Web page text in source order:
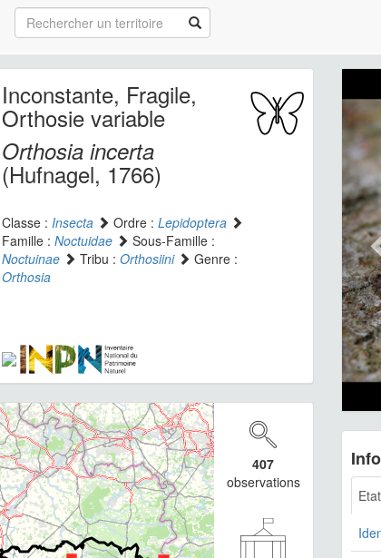
Inconstante, Fragile,
Orthosie variable
Orthosia incerta
(Hufnagel, 1766)
Classe : Insecta Ordre : Lepidoptera
Famille : Noctuidae
Sous-Famille :
Noctuinae
Tribu : Orthosiini
Genre :
Orthosia
407
observations